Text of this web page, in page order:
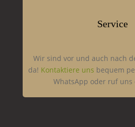
Service
Wir sind vor und auch nach
da! Kontaktiere uns bequem
WhatsApp oder ruf uns